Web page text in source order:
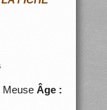
Meuse Âge :